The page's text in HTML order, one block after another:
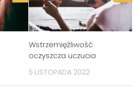
Wstrzemięźliwość
oczyszcza uczucia
5 LISTOPADA 2022